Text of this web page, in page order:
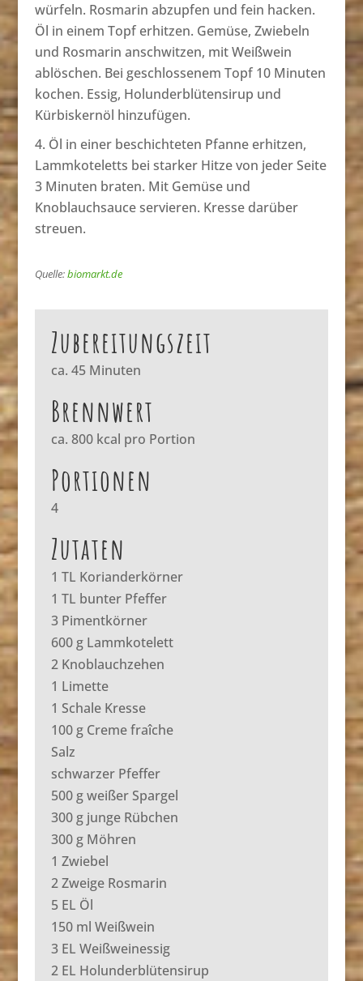
würfeln. Rosmarin abzupfen und fein hacken.
Öl in einem Topf erhitzen. Gemüse, Zwiebeln
und Rosmarin anschwitzen, mit Weißwein
ablöschen. Bei geschlossenem Topf 10 Minuten
kochen. Essig, Holunderblütensirup und
Kürbiskernöl hinzufügen.
Öl in einer beschichteten Pfanne erhitzen,
Lammkoteletts bei starker Hitze von jeder Seite
3 Minuten braten. Mit Gemüse und
Knoblauchsauce servieren. Kresse darüber
streuen.
Quelle:biomarkt.de
Zubereitungszeit
ca. 45 Minuten
Brennwert
ca. 800 kcal pro Portion
Portionen
4
Zutaten
1 TL Korianderkörner
1 TL bunter Pfeffer
3 Pimentkörner
600 g Lammkotelett
2 Knoblauchzehen
1 Limette
1 Schale Kresse
100 g Creme fraîche
Salz
schwarzer Pfeffer
500 g weißer Spargel
300 g junge Rübchen
300 g Möhren
1 Zwiebel
2 Zweige Rosmarin
5 EL Öl
150 ml Weißwein
3 EL Weißweinessig
2 EL Holunderblütensirup